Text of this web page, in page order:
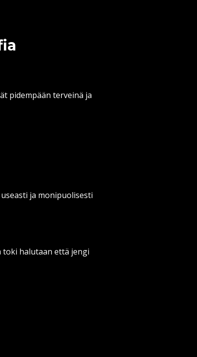
pidempään terveinä ja
ja monipuolisesti
toki halutaan että jengi